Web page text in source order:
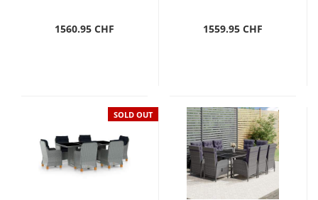
1560.95 CHF
1559.95 CHF
SOLD OUT